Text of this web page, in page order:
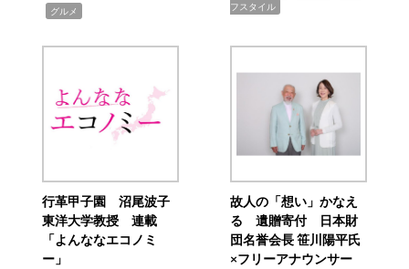
グルメ
フスタイル
行革甲子園 沼尾波子
東洋大学教授 連載
「よんななエコノミ
ー」
故人の「想い」かなえ
る 遺贈寄付 日本財
団名誉会長 笹川陽平氏
×フリーアナウンサー